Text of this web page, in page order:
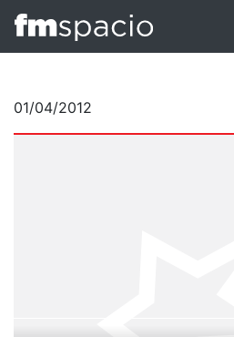
01/04/2012